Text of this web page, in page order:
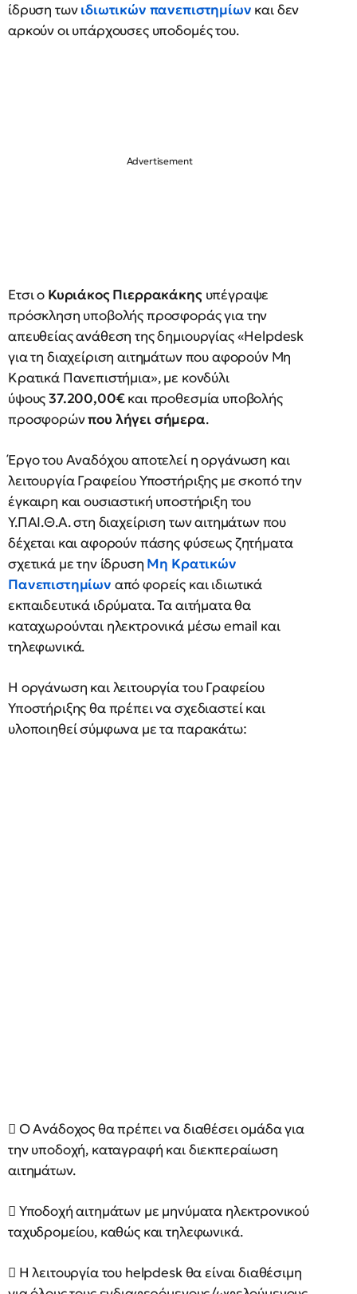
ίδρυση τωνιδιωτικών πανεπιστημίων και δεν
αρκούν οι υπάρχουσες υποδομές του.
Ετσι ο Κυριάκος Πιερρακάκηςυπέγραψε
πρόσκληση υποβολής προσφοράς για την
απευθείας ανάθεση της δημιουργίας «Helpdesk
για τη διαχείριση αιτημάτων που αφορούν Μη
Κρατικά Πανεπιστήμια», με κονδύλι
ύψους37.200,00€και προθεσμία υποβολής
προσφορώνπου λήγει σήμερα.
Έργο του Αναδόχου αποτελεί η οργάνωση και
λειτουργία Γραφείου Υποστήριξης με σκοπό την
έγκαιρη και ουσιαστική υποστήριξη του
Υ.ΠΑΙ.Θ.Α. στη διαχείριση των αιτημάτων που
δέχεται και αφορούν πάσης φύσεως ζητήματα
σχετικά με την ίδρυση Μη Κρατικών
Πανεπιστημίων από φορείς και ιδιωτικά
εκπαιδευτικά ιδρύματα. Τα αιτήματα θα
καταχωρούνται ηλεκτρονικά μέσω email και
τηλεφωνικά.
Η οργάνωση και λειτουργία του Γραφείου
Υποστήριξης θα πρέπει να σχεδιαστεί και
υλοποιηθεί σύμφωνα με τα παρακάτω:
 Ο Ανάδοχος θα πρέπει να διαθέσει ομάδα για
την υποδοχή, καταγραφή και διεκπεραίωση
αιτημάτων.
 Υποδοχή αιτημάτων με μηνύματα ηλεκτρονικού
ταχυδρομείου, καθώς και τηλεφωνικά.
 Η λειτουργία του helpdesk θα είναι διαθέσιμη